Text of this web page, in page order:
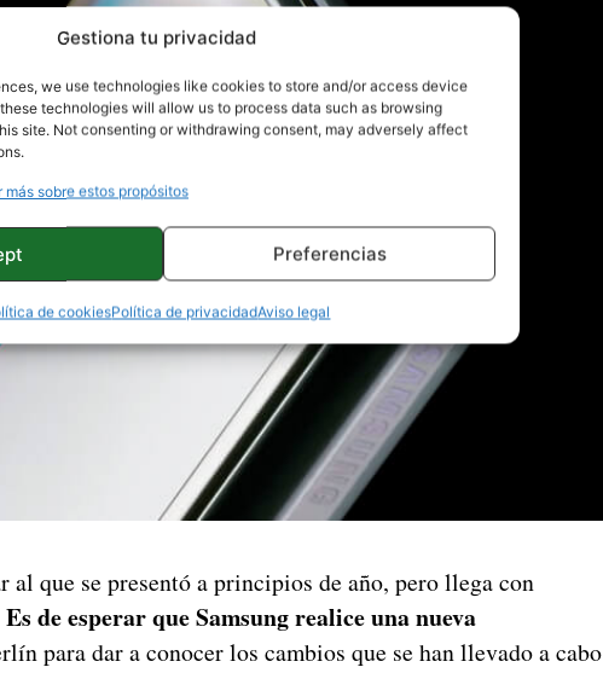
Gestiona tu privacidad
we use technologies like cookies to store and/or access device
technologies will allow us to process data such as browsing
site. Not consenting or withdrawing consent, may adversely affect
más sobre estos propósitos
Preferencias
de cookiesPolítica de privacidadAviso legal
que se presentó a principios de año, pero llega con
Es de esperar que Samsung realice una nueva
para dar a conocer los cambios que se han llevado a cabo